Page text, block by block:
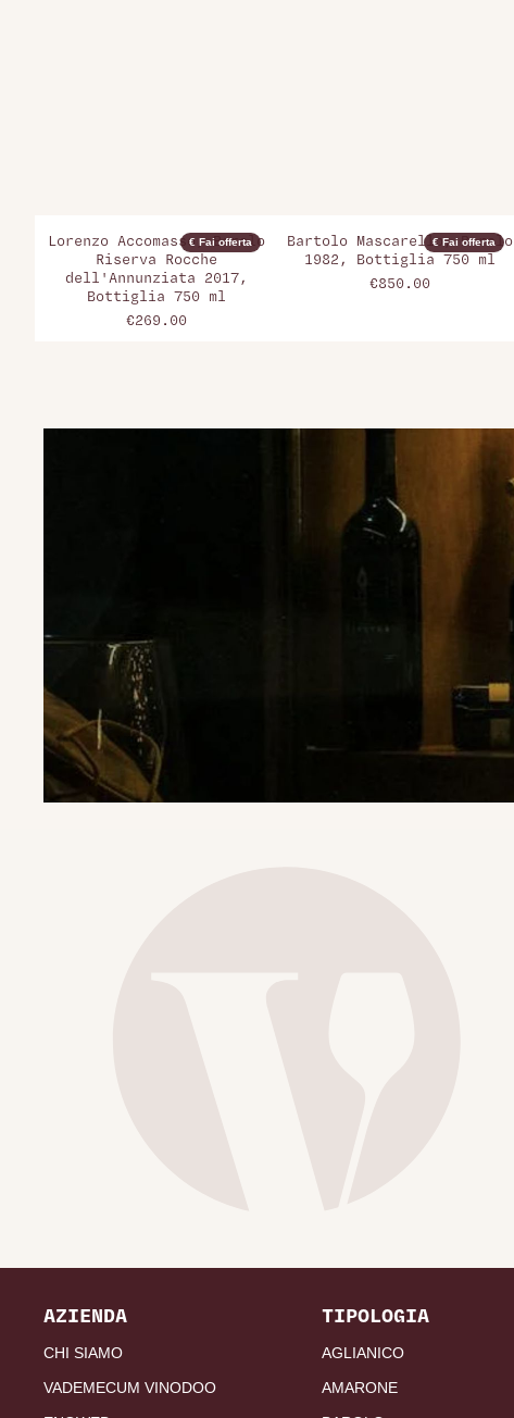
€ Fai offerta
Lorenzo Accomasso, Barolo
Riserva Rocche
dell'Annunziata 2017,
Bottiglia 750 ml
€269.00
€ Fai offerta
Bartolo Mascarello, Barolo
1982, Bottiglia 750 ml
€850.00
AZIENDA
CHI SIAMO
VADEMECUM VINODOO
TIPOLOGIA
AGLIANICO
AMARONE